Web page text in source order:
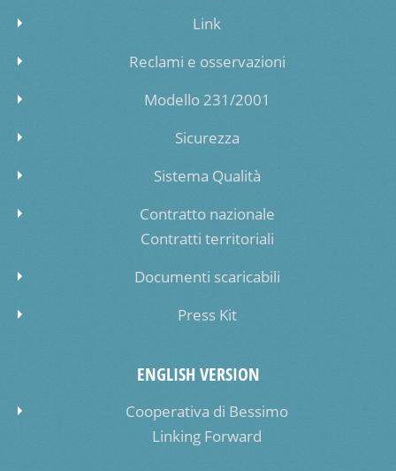
Link
Reclami e osservazioni
Modello 231/2001
Sicurezza
Sistema Qualità
Contratto nazionale
Contratti territoriali
Documenti scaricabili
Press Kit
ENGLISH VERSION
Cooperativa di Bessimo
Linking Forward